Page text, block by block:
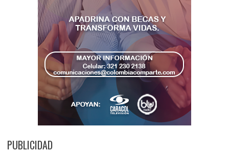
PUBLICIDAD